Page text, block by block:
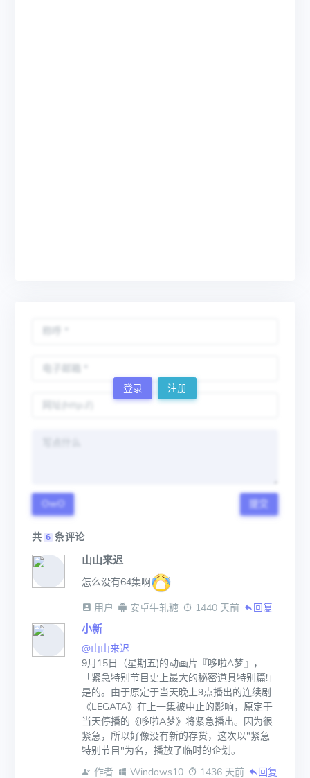
登录 注册
OwO
共 6 条评论
山山来迟
怎么没有64集啊
用户
安卓牛轧糖 1440 天前 回复
小新
@山山来迟
9月15日（星期五)的动画片『哆啦A梦』，
「紧急特别节目史上最大的秘密道具特别篇!」
是的。由于原定于当天晚上9点播出的连续剧
《LEGATA》在上一集被中止的影响，原定于
当天停播的《哆啦A梦》将紧急播出。因为很
紧急，所以好像没有新的存货，这次以"紧急
特别节目"为名，播放了临时的企划。
作者
Windows10 1436 天前 回复